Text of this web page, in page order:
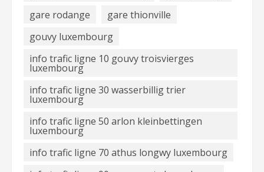
gare rodange
gare thionville
gouvy luxembourg
info trafic ligne 10 gouvy troisvierges
luxembourg
info trafic ligne 30 wasserbillig trier
luxembourg
info trafic ligne 50 arlon kleinbettingen
luxembourg
info trafic ligne 70 athus longwy luxembourg